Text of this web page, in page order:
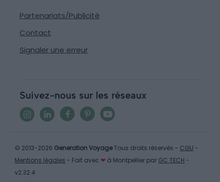
Partenariats/Publicité
Contact
Signaler une erreur
Suivez-nous sur les réseaux
© 2013-2026 Generation VoyageTous droits réservés - CGU -
Mentions légales - Fait avec ❤ à Montpellier par GC TECH -
v2.32.4